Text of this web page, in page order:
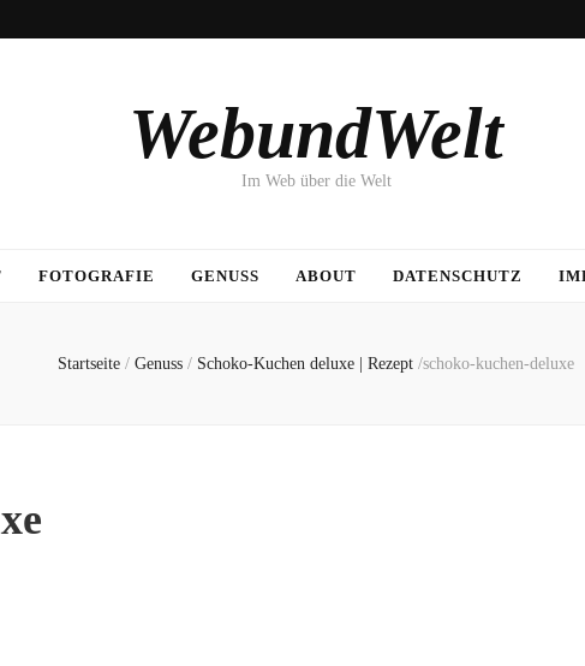
WebundWelt
Im Web über die Welt
FOTOGRAFIE GENUSS ABOUT DATENSCHUTZ
Startseite / Genuss / Schoko-Kuchen deluxe | Rezept /schoko-kuchen-deluxe